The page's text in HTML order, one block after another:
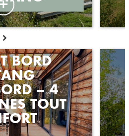
BORD
– 4
TOUT